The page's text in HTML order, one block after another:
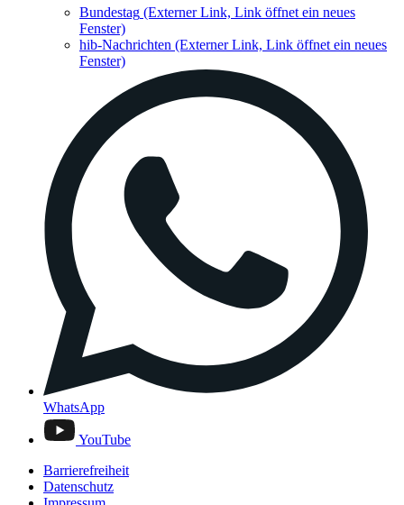
Bundestag (Externer Link, Link öffnet ein neues
Fenster)
hib-Nachrichten (Externer Link, Link öffnet ein neues
Fenster)
WhatsApp
YouTube
Barrierefreiheit
Datenschutz